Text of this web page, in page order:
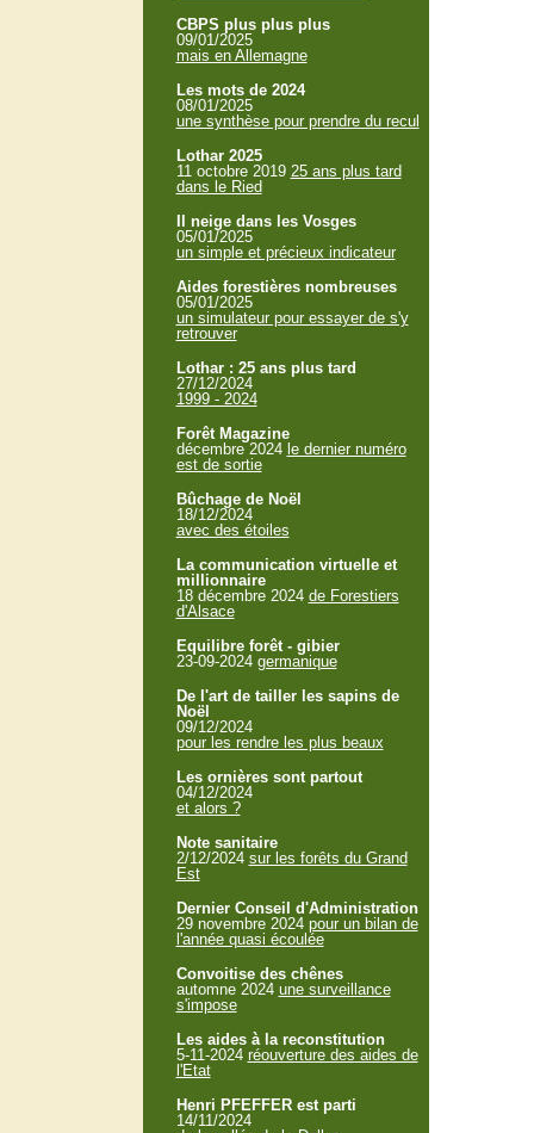
CBPS plus plus plus
09/01/2025
mais en Allemagne
Les mots de 2024
08/01/2025
une synthèse pour prendre du recul
Lothar 2025
11 octobre 2019 25 ans plus tard
dans le Ried
Il neige dans les Vosges
05/01/2025
un simple et précieux indicateur
Aides forestières nombreuses
05/01/2025
un simulateur pour essayer de s'y
retrouver
Lothar : 25 ans plus tard
27/12/2024
1999 - 2024
Forêt Magazine
décembre 2024 le dernier numéro
est de sortie
Bûchage de Noël
18/12/2024
avec des étoiles
La communication virtuelle et
millionnaire
18 décembre 2024 de Forestiers
d'Alsace
Equilibre forêt - gibier
23-09-2024 germanique
De l'art de tailler les sapins de
Noël
09/12/2024
pour les rendre les plus beaux
Les ornières sont partout
04/12/2024
et alors ?
Note sanitaire
2/12/2024 sur les forêts du Grand
Est
Dernier Conseil d'Administration
29 novembre 2024 pour un bilan de
l'année quasi écoulée
Convoitise des chênes
automne 2024 une surveillance
s'impose
Les aides à la reconstitution
5-11-2024 réouverture des aides de
l'Etat
Henri PFEFFER est parti
14/11/2024